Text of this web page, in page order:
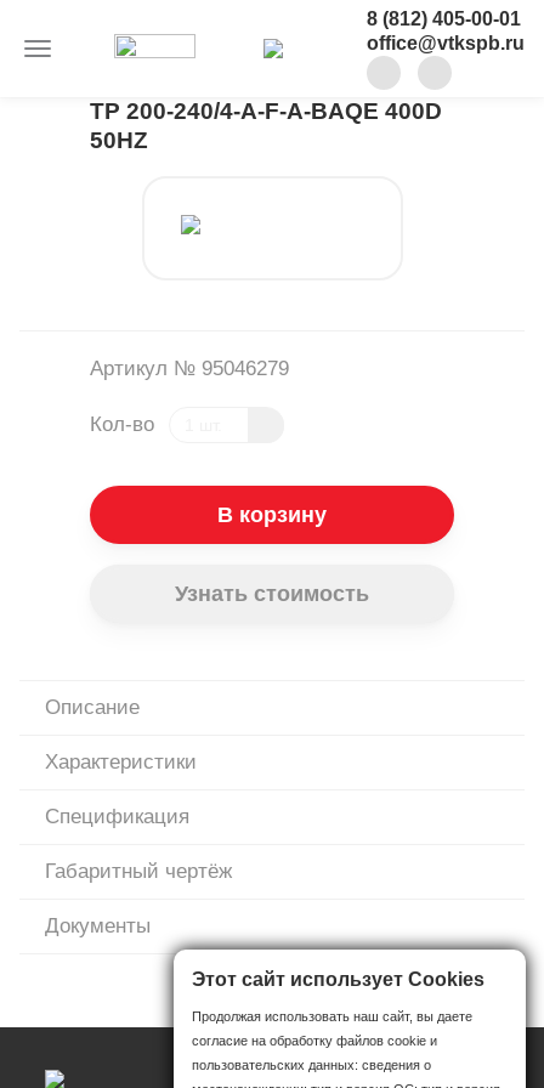
8 (812) 405-00-01
office@vtkspb.ru
TP 200-240/4-A-F-A-BAQE 400D
50HZ
Артикул № 95046279
Кол-во
В корзину
Узнать стоимость
Описание
Характеристики
Спецификация
Габаритный чертёж
Документы
Этот сайт использует Cookies
Продолжая использовать наш сайт, вы даете
согласие на обработку файлов cookie и
пользовательских данных: сведения о